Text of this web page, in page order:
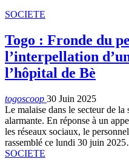
SOCIETE
Togo : Fronde du
l’interpellation
l’hôpital de Bè
togoscoop 30 Juin 2025
Le malaise dans le secteur de
alarmante. En réponse à un
les réseaux sociaux, le
rassemblé ce lundi 30 juin
SOCIETE